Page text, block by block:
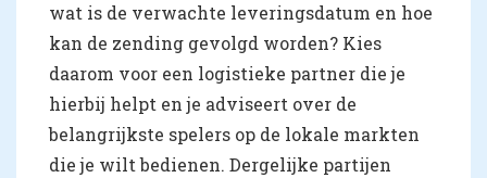
wat is de verwachte leveringsdatum en hoe
kan de zending gevolgd worden? Kies
daarom voor een logistieke partner die je
hierbij helpt en je adviseert over de
belangrijkste spelers op de lokale markten
die je wilt bedienen. Dergelijke partijen